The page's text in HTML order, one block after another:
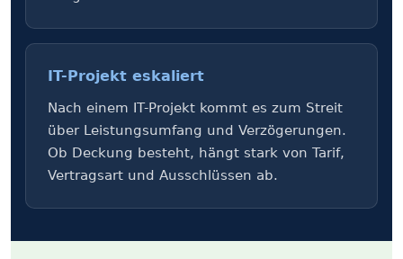
IT-Projekt eskaliert
Nach einem IT-Projekt kommt es zum Streit
über Leistungs­umfang und Verzögerungen.
Ob Deckung besteht, hängt stark von Tarif,
Vertragsart und Ausschlüssen ab.